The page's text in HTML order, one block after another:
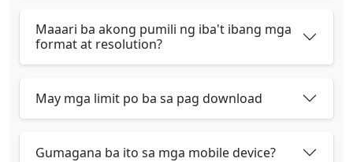
Maaari ba akong pumili ng iba't ibang mga
format at resolution?
May mga limit po ba sa pag download
Gumagana ba ito sa mga mobile device?